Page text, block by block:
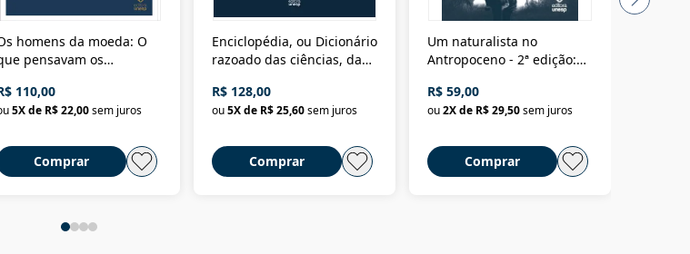
homens da moeda: O
pensavam os
República (1985-
110,00
5X de R$ 22,00sem juros
Comprar
Enciclopédia, ou Dicionário
razoado das ciências, das
Civilização material
R$ 128,00
ou5X de R$ 25,60sem juros
Comprar
Um naturalista no
Antropoceno - 2ª edição:
selvagem
R$ 59,00
ou2X de R$ 29,50sem juros
Comprar